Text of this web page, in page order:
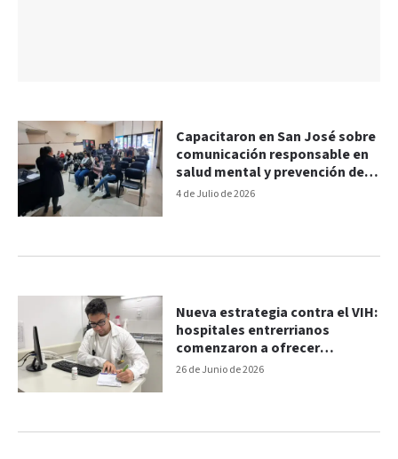
4 de Julio de 2026
Capacitaron en San José sobre
comunicación responsable en
salud mental y prevención del
suicidio
26 de Junio de 2026
Nueva estrategia contra el VIH:
hospitales entrerrianos
comenzaron a ofrecer
medicación preventiva